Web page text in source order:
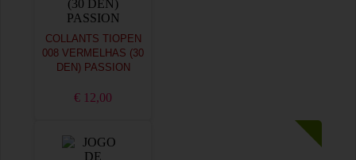
COLLANTS TIOPEN
008 VERMELHAS (30
DEN) PASSION
€ 12,00